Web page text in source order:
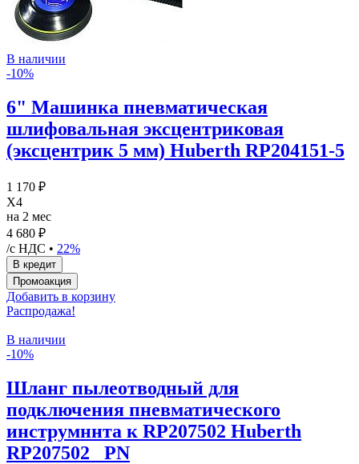
В наличии
-10%
6" Машинка пневматическая
шлифовальная эксцентриковая
(эксцентрик 5 мм) Huberth RP204151-5
1 170 ₽
X4
на 2 мес
4 680 ₽
/с НДС • 22%
Добавить в корзину
Распродажа!
В наличии
-10%
Шланг пылеотводный для
подключения пневматического
инструмннта к RP207502 Huberth
RP207502 _PN